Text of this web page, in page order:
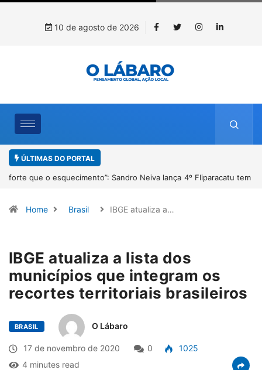
10 de agosto de 2026
ÚLTIMAS DO PORTAL
4º Fliparacatu tem inscrições abertas para o Prêmio de Redação e
Home Brasil IBGE atualiza a…
IBGE atualiza a lista dos
municípios que integram os
recortes territoriais brasileiros
BRASIL O Lábaro
17 de novembro de 2020 0
1025
4 minutes read